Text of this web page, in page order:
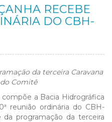
RECEBE
DO CBH-
da terceira Caravana
Comitê
a Bacia Hidrográfica
reunião ordinária do CBH-
programação da terceira